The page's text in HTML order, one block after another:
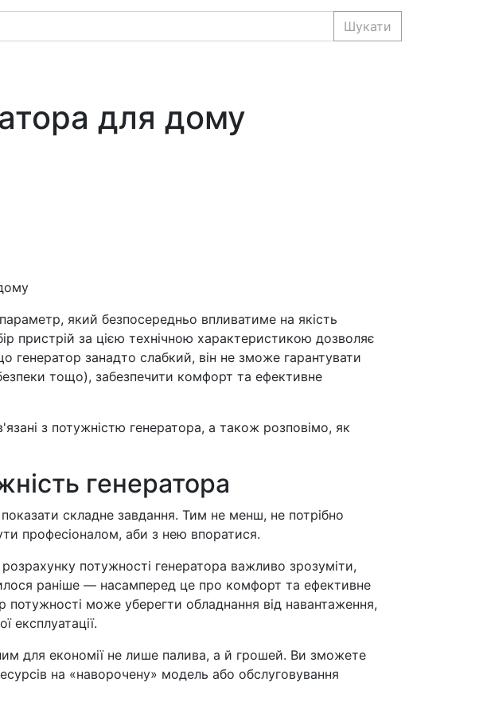
Шукати
для дому
який безпосередньо впливатиме на якість
пристрій за цією технічною характеристикою дозволяє
генератор занадто слабкий, він не зможе гарантувати
тощо), забезпечити комфорт та ефективне
з потужністю генератора, а також розповімо, як
генератора
складне завдання. Тим не менш, не потрібно
професіоналом, аби з нею впоратися.
потужності генератора важливо зрозуміти,
раніше — насамперед це про комфорт та ефективне
потужності може уберегти обладнання від навантаження,
експлуатації.
для економії не лише палива, а й грошей. Ви зможете
на «наворочену» модель або обслуговування